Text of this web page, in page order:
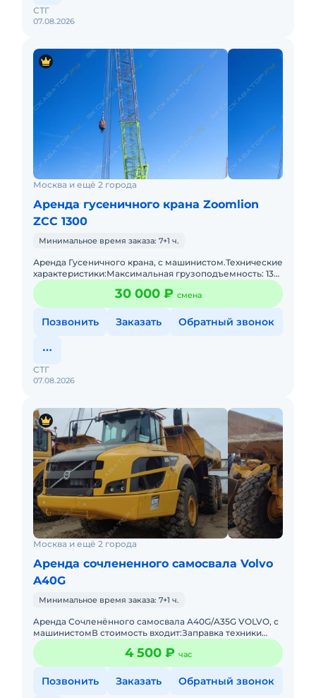
07.08.2026
СТГ
Москва и ещё 2 города
Аренда гусеничного крана Zoomlion
ZCC 1300
Минимальное время заказа: 7+1 ч.
Аpeндa Гусеничного крана, с мaшинистoм.Технические
характеристики:Максимальная грузоподъемность: 130
тонн (на вылете 5 метров).Основная стрела: от 19 до 76
метр
30 000 ₽ смена
Позвонить Заказать Обратный звонок
07.08.2026
СТГ
Москва и ещё 2 города
Аренда сочлененного самосвала Volvo
A40G
Минимальное время заказа: 7+1 ч.
Apeнда Сочленённого самосвала A40G/A35G VOLVO, с
машинистомВ стоимость входит:Заправка техники
топливом (ГСМ)Оператор со всеми необходимыми
документами и гражда4 500 ₽ час
Позвонить Заказать Обратный звонок